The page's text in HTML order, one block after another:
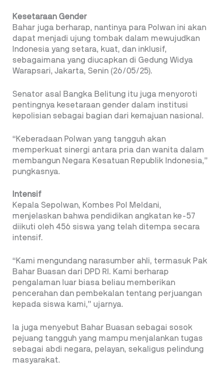
Kesetaraan Gender
Bahar juga berharap, nantinya para Polwan ini akan
dapat menjadi ujung tombak dalam mewujudkan
Indonesia yang setara, kuat, dan inklusif,
sebagaimana yang diucapkan di Gedung Widya
Warapsari, Jakarta, Senin (26/05/25).
Senator asal Bangka Belitung itu juga menyoroti
pentingnya kesetaraan gender dalam institusi
kepolisian sebagai bagian dari kemajuan nasional.
“Keberadaan Polwan yang tangguh akan
memperkuat sinergi antara pria dan wanita dalam
membangun Negara Kesatuan Republik Indonesia,”
pungkasnya.
Intensif
Kepala Sepolwan, Kombes Pol Meldani,
menjelaskan bahwa pendidikan angkatan ke-57
diikuti oleh 456 siswa yang telah ditempa secara
intensif.
“Kami mengundang narasumber ahli, termasuk Pak
Bahar Buasan dari DPD RI. Kami berharap
pengalaman luar biasa beliau memberikan
pencerahan dan pembekalan tentang perjuangan
kepada siswa kami,” ujarnya.
Ia juga menyebut Bahar Buasan sebagai sosok
pejuang tangguh yang mampu menjalankan tugas
sebagai abdi negara, pelayan, sekaligus pelindung
masyarakat.